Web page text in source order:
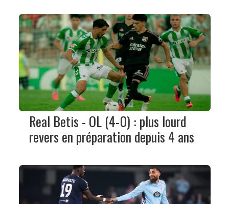
Real Betis - OL (4-0) : plus lourd
revers en préparation depuis 4 ans